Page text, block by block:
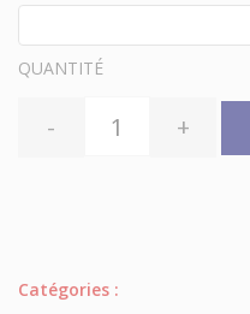
QUANTITÉ
- +
Catégories :